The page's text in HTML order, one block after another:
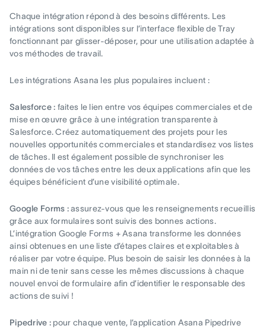
Chaque intégration répond à des besoins différents. Les
intégrations sont disponibles sur l’interface flexible de Tray
fonctionnant par glisser-déposer, pour une utilisation adaptée à
vos méthodes de travail.
Les intégrations Asana les plus populaires incluent :
Salesforce : faites le lien entre vos équipes commerciales et de
mise en œuvre grâce à une intégration transparente à
Salesforce. Créez automatiquement des projets pour les
nouvelles opportunités commerciales et standardisez vos listes
de tâches. Il est également possible de synchroniser les
données de vos tâches entre les deux applications afin que les
équipes bénéficient d’une visibilité optimale.
Google Forms :assurez-vous que les renseignements recueillis
grâce aux formulaires sont suivis des bonnes actions.
L’intégration Google Forms + Asana transforme les données
ainsi obtenues en une liste d’étapes claires et exploitables à
réaliser par votre équipe. Plus besoin de saisir les données à la
main ni de tenir sans cesse les mêmes discussions à chaque
nouvel envoi de formulaire afin d’identifier le responsable des
actions de suivi !
Pipedrive : pour chaque vente, l’application Asana Pipedrive